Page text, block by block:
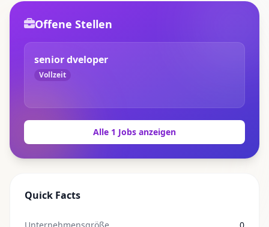
Offene Stellen
senior dveloper
Vollzeit
Alle 1 Jobs anzeigen
Quick Facts